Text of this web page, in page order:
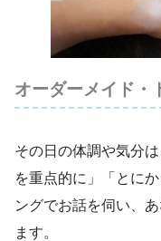
オーダーメイド・
その日の体調や気分
を重点的に」「とに
ングでお話を伺い、
ます。